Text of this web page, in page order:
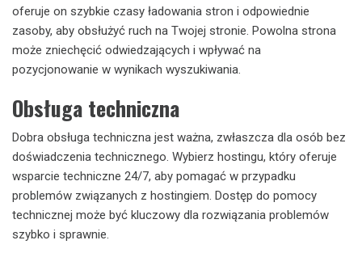
oferuje on szybkie czasy ładowania stron i odpowiednie
zasoby, aby obsłużyć ruch na Twojej stronie. Powolna strona
może zniechęcić odwiedzających i wpływać na
pozycjonowanie w wynikach wyszukiwania.
Obsługa techniczna
Dobra obsługa techniczna jest ważna, zwłaszcza dla osób bez
doświadczenia technicznego. Wybierz hostingu, który oferuje
wsparcie techniczne 24/7, aby pomagać w przypadku
problemów związanych z hostingiem. Dostęp do pomocy
technicznej może być kluczowy dla rozwiązania problemów
szybko i sprawnie.